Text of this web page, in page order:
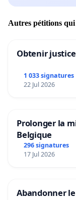
Autres pétitions
Obtenir
1 033 signatures
22 Jul 2026
Prolonger la
Belgique
296 signatures
17 Jul 2026
Abandonner